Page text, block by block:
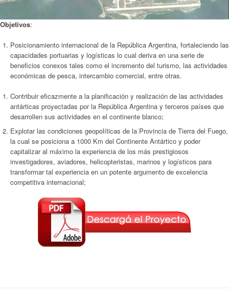
Objetivos:
Posicionamiento internacional de la República Argentina, fortaleciendo las
capacidades portuarias y logísticas lo cual deriva en una serie de
beneficios conexos tales como el incremento del turismo, las actividades
económicas de pesca, intercambio comercial, entre otras.
Contribuir eficazmente a la planificación y realización de las actividades
antárticas proyectadas por la República Argentina y terceros países que
desarrollen sus actividades en el continente blanco;
Explotar las condiciones geopolíticas de la Provincia de Tierra del Fuego,
la cual se posiciona a 1000 Km del Continente Antártico y poder
capitalizar al máximo la experiencia de los más prestigiosos
investigadores, aviadores, helicopteristas, marinos y logísticos para
transformar tal experiencia en un potente argumento de excelencia
competitiva internacional;